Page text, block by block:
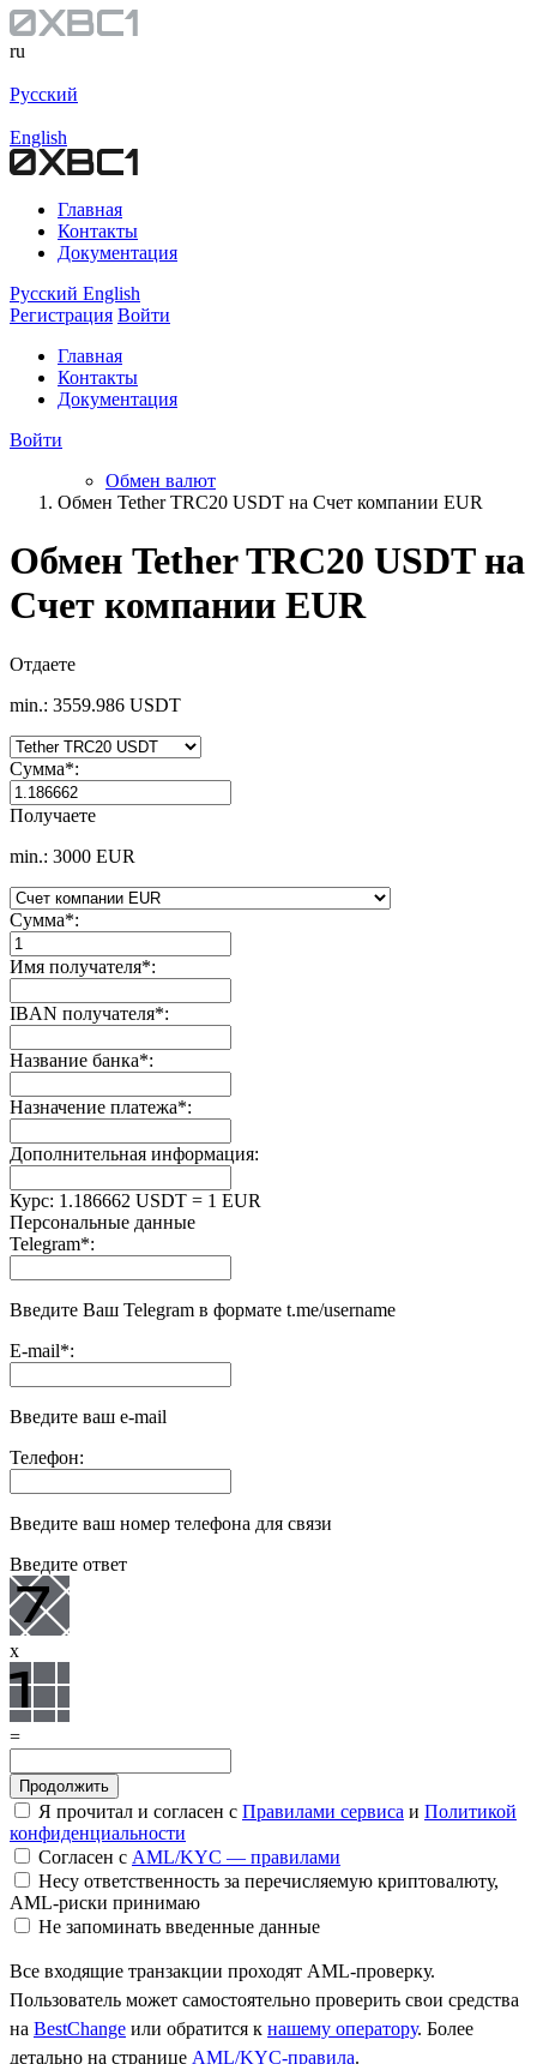
ru
Русский
English
Главная
Контакты
Документация
Русский English
Регистрация Войти
Главная
Контакты
Документация
Войти
Обмен валют
Обмен Tether TRC20 USDT на Счет компании EUR
Обмен Tether TRC20 USDT на
Счет компании EUR
Отдаете
min.: 3559.986 USDT
Сумма*:
Получаете
min.: 3000 EUR
Сумма*:
Имя получателя*:
IBAN получателя*:
Название банка*:
Назначение платежа*:
Дополнительная информация:
Курс: 1.186662 USDT = 1 EUR
Персональные данные
Telegram*:
Введите Ваш Telegram в формате t.me/username
E-mail*:
Введите ваш e-mail
Телефон:
Введите ваш номер телефона для связи
Введите ответ
x
=
Я прочитал и согласен с Правилами сервиса и Политикой
конфиденциальности
Согласен с AML/KYC — правилами
Несу ответственность за перечисляемую криптовалюту,
AML-риски принимаю
Не запоминать введенные данные
Все входящие транзакции проходят AML-проверку.
Пользователь может самостоятельно проверить свои средства
на BestChange или обратится к нашему оператору. Более
детально на странице AML/KYC-правила.